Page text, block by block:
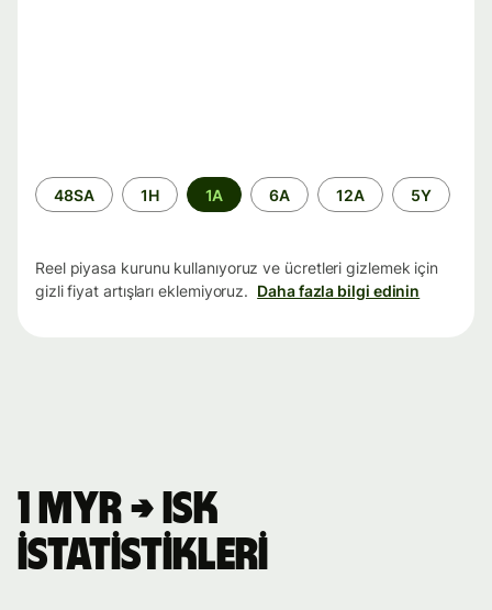
Zaman
aralığı
48SA 1H 1A 6A 12A 5Y
Reel piyasa kurunu kullanıyoruz ve ücretleri gizlemek için
gizli fiyat artışları eklemiyoruz. Daha fazla bilgi edinin
1 MYR → ISK
istatistikleri